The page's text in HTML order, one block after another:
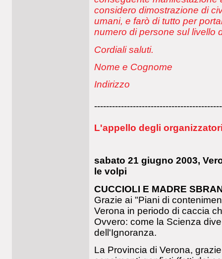
considero dimostrazione di
umani, e farò di tutto per
numero di persone sul livello
Cordiali saluti.
Nome e Cognome
Indirizzo
L'appello degli
sabato 21 giugno 2003,
le volpi
CUCCIOLI E MADRE
Grazie ai "Piani di
Verona in periodo di caccia
Ovvero: come la Scienza
dell'Ignoranza.
La Provincia di Verona,